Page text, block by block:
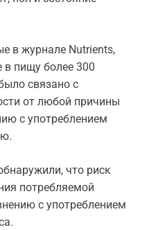
в журнале Nutrients,
в пищу более 300
связано с
от любой причины
с употреблением
что риск
потребляемой
с употреблением